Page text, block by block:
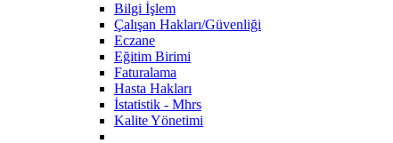
Bilgi İşlem
Çalışan Hakları/Güvenliği
Eczane
Eğitim Birimi
Faturalama
Hasta Hakları
İstatistik - Mhrs
Kalite Yönetimi